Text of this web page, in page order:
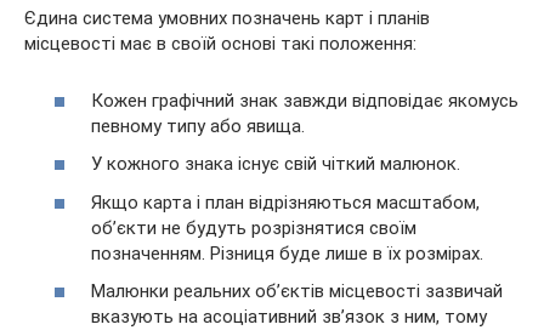
Єдина система умовних позначень карт і планів
місцевості має в своїй основі такі положення:
Кожен графічний знак завжди відповідає якомусь
певному типу або явища.
У кожного знака існує свій чіткий малюнок.
Якщо карта і план відрізняються масштабом,
об’єкти не будуть розрізнятися своїм
позначенням. Різниця буде лише в їх розмірах.
Малюнки реальних об’єктів місцевості зазвичай
вказують на асоціативний зв’язок з ним, тому